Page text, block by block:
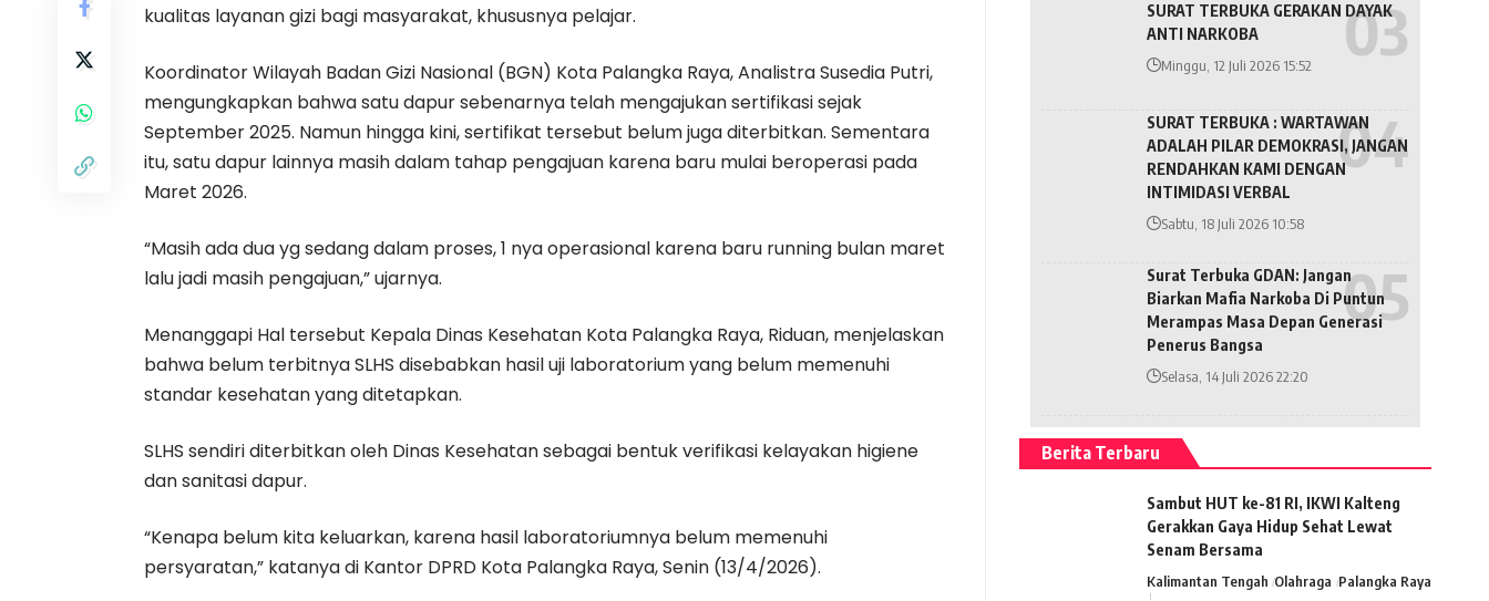
kualitas layanan gizi bagi masyarakat, khususnya pelajar.
Koordinator Wilayah Badan Gizi Nasional (BGN) Kota Palangka Raya, Analistra Susedia Putri,
mengungkapkan bahwa satu dapur sebenarnya telah mengajukan sertifikasi sejak
September 2025. Namun hingga kini, sertifikat tersebut belum juga diterbitkan. Sementara
itu, satu dapur lainnya masih dalam tahap pengajuan karena baru mulai beroperasi pada
Maret 2026.
“Masih ada dua yg sedang dalam proses, 1 nya operasional karena baru running bulan maret
lalu jadi masih pengajuan,” ujarnya.
Menanggapi Hal tersebut Kepala Dinas Kesehatan Kota Palangka Raya, Riduan, menjelaskan
bahwa belum terbitnya SLHS disebabkan hasil uji laboratorium yang belum memenuhi
standar kesehatan yang ditetapkan.
SLHS sendiri diterbitkan oleh Dinas Kesehatan sebagai bentuk verifikasi kelayakan higiene
dan sanitasi dapur.
“Kenapa belum kita keluarkan, karena hasil laboratoriumnya belum memenuhi
persyaratan,” katanya di Kantor DPRD Kota Palangka Raya, Senin (13/4/2026).
SURAT TERBUKA GERAKAN DAYAK
ANTI NARKOBA
Minggu, 12 Juli 2026 15:52
SURAT TERBUKA : WARTAWAN
ADALAH PILAR DEMOKRASI, JANGAN
RENDAHKAN KAMI DENGAN
INTIMIDASI VERBAL
Sabtu, 18 Juli 2026 10:58
Surat Terbuka GDAN: Jangan
Biarkan Mafia Narkoba Di Puntun
Merampas Masa Depan Generasi
Penerus Bangsa
Selasa, 14 Juli 2026 22:20
Berita Terbaru
Sambut HUT ke-81 RI, IKWI Kalteng
Gerakkan Gaya Hidup Sehat Lewat
Senam Bersama
Kalimantan Tengah Olahraga Palangka Raya